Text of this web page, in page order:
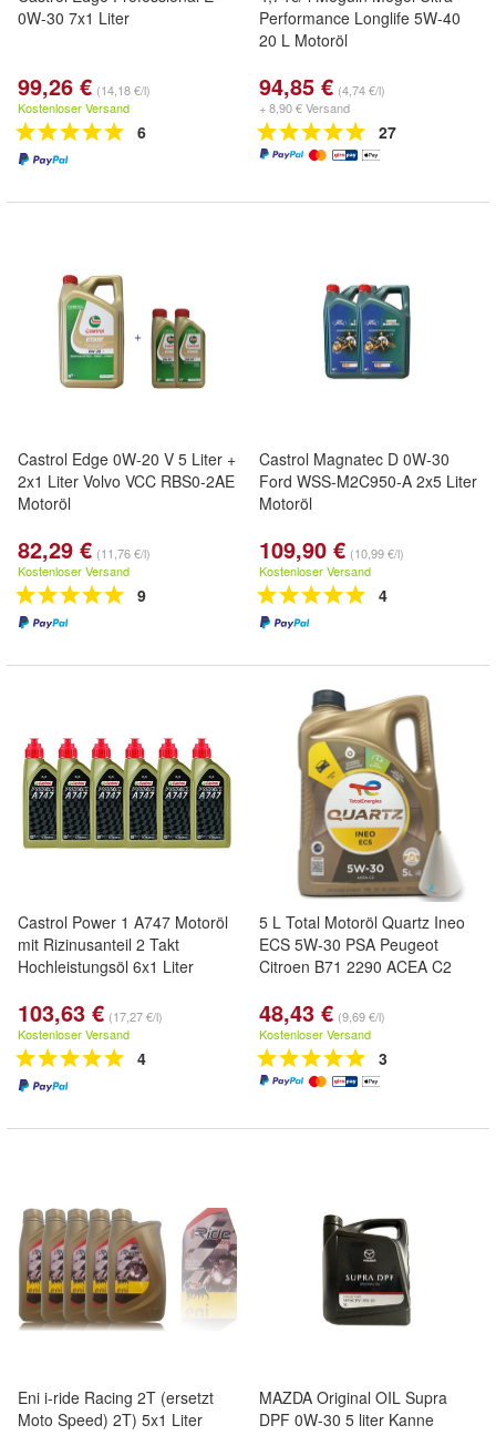
0W-30 7x1 Liter
99,26 € (14,18 €/l)
Kostenloser Versand
6
Performance Longlife 5W-40
20 L Motoröl
94,85 € (4,74 €/l)
+ 8,90 € Versand
27
Castrol Edge 0W-20 V 5 Liter +
2x1 Liter Volvo VCC RBS0-2AE
Motoröl
82,29 € (11,76 €/l)
Kostenloser Versand
9
Castrol Magnatec D 0W-30
Ford WSS-M2C950-A 2x5 Liter
Motoröl
109,90 € (10,99 €/l)
Kostenloser Versand
4
Castrol Power 1 A747 Motoröl
mit Rizinusanteil 2 Takt
Hochleistungsöl 6x1 Liter
103,63 € (17,27 €/l)
Kostenloser Versand
4
5 L Total Motoröl Quartz Ineo
ECS 5W-30 PSA Peugeot
Citroen B71 2290 ACEA C2
48,43 € (9,69 €/l)
Kostenloser Versand
3
Eni i-ride Racing 2T (ersetzt
Moto Speed) 2T) 5x1 Liter
MAZDA Original OIL Supra
DPF 0W-30 5 liter Kanne